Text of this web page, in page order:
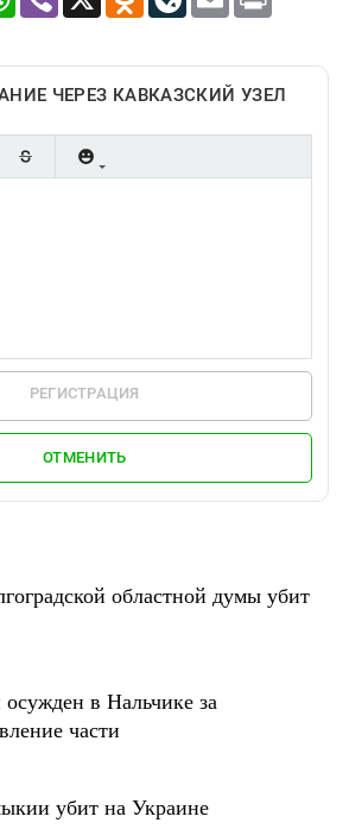
ЧЕРЕЗ КАВКАЗСКИЙ УЗЕЛ
РЕГИСТРАЦИЯ
ОТМЕНИТЬ
областной думы убит
в Нальчике за
части
убит на Украине